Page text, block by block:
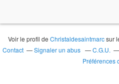
Voir le profil deChristaldesaintmarcsur
Contact
Signaler un abus C.G.U.
Préférences